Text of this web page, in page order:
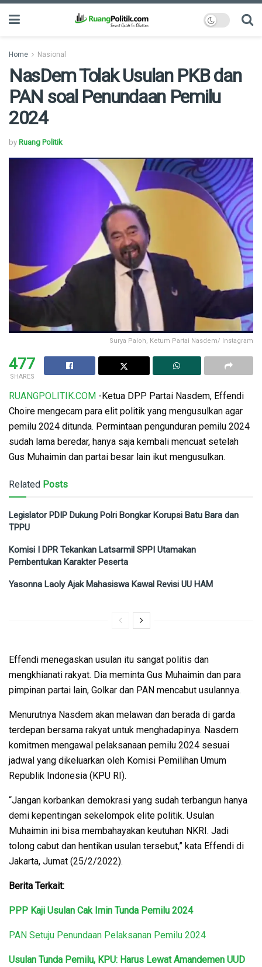
Home Nasional
NasDem Tolak Usulan PKB dan
PAN soal Penundaan Pemilu
2024
by Ruang Politik
Surya Paloh, Ketum Partai Nasdem/ Instagram
477
SHARES
RUANGPOLITIK.COM -Ketua DPP Partai Nasdem, Effendi
Choire mengecam para elit politik yang mengusulkan agar
pemilu 2024 ditunda. Permintaan pengunduran pemilu 2024
sudah lama beredar, hanya saja kembali mencuat setelah
Gus Muhaimin dan partai besar lain ikut mengusulkan.
Related Posts
Legislator PDIP Dukung Polri Bongkar Korupsi Batu Bara dan
TPPU
Komisi I DPR Tekankan Latsarmil SPPI Utamakan
Pembentukan Karakter Peserta
Yasonna Laoly Ajak Mahasiswa Kawal Revisi UU HAM
Effendi menegaskan usulan itu sangat politis dan
mengkhianati rakyat. Dia meminta Gus Muhaimin dan para
pimpinan partai lain, Golkar dan PAN mencabut usulannya.
Menurutnya Nasdem akan melawan dan berada di garda
terdepan bersama rakyat untuk menghadapinya. Nasdem
komitmen mengawal pelaksanaan pemilu 2024 sesuai
jadwal yang dikeluarkan oleh Komisi Pemilihan Umum
Republik Indonesia (KPU RI).
“Jangan korbankan demokrasi yang sudah terbangun hanya
demi kepentingan sekelompok elite politik. Usulan
Muhaimin ini bisa membahayakan keutuhan NKRI. Jadi
tolong cabut dan hentikan usulan tersebut,” kata Effendi di
Jakarta, Jumat (25/2/2022).
Berita Terkait:
PPP Kaji Usulan Cak Imin Tunda Pemilu 2024
PAN Setuju Penundaan Pelaksanan Pemilu 2024
Usulan Tunda Pemilu, KPU: Harus Lewat Amandemen UUD